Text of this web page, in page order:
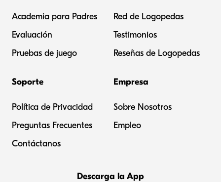
Academia para Padres
Evaluación
Pruebas de juego
Red de Logopedas
Testimonios
Reseñas de Logopedas
Soporte
Política de Privacidad
Preguntas Frecuentes
Contáctanos
Empresa
Sobre Nosotros
Empleo
Descarga la App